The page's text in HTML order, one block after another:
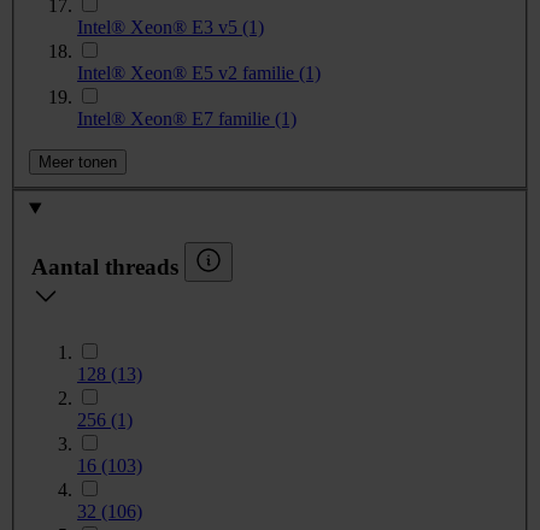
Intel® Xeon® E3 v5 (1)
Intel® Xeon® E5 v2 familie (1)
Intel® Xeon® E7 familie (1)
Meer tonen
Aantal threads
128 (13)
256 (1)
16 (103)
32 (106)